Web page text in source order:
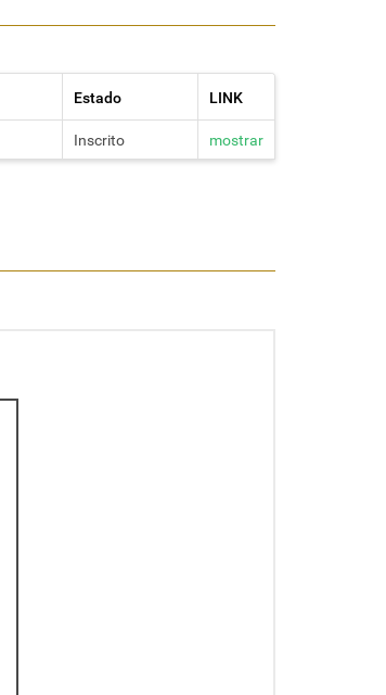
Estado LINK
Inscrito mostrar